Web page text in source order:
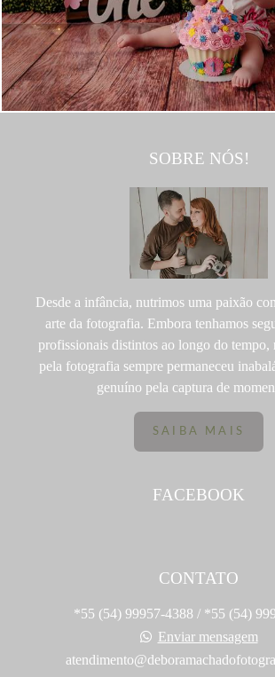
1399 0
SOBRE NÓS!
Desde a infância, nutrimos uma paixão
arte da fotografia. Embora tenhamos
profissionais distintos ao longo do tempo,
pela fotografia sempre permaneceu
genuíno pela captura de
SAIBA MAIS
FACEBOOK
CONTATO
*55 (54) 99957-4388 / *55 (54)
Enviar mensagem